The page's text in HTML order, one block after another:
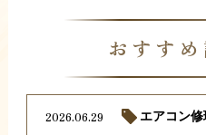
おすす
2026.06.29 エアコン修